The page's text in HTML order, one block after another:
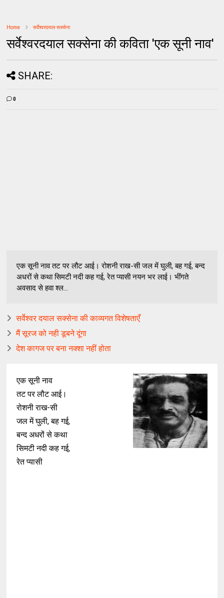
Home सर्वेश्वरदयाल सक्सेना
सर्वेश्वरदयाल सक्सेना की कविता 'एक सूनी नाव'
SHARE:
0
एक सूनी नाव तट पर लौट आई। रोशनी राख-सी जल में घुली, बह गई, बन्द
अधरों से कथा सिमटी नदी कह गई, रेत प्यासी नयन भर लाई। भींगते
अवसाद से हवा श्ल...
सर्वेश्वर दयाल सक्सेना की काव्यगत विशेषताएँ
मैं सूरज को नही डूबने दूंगा
देश कागज पर बना नक्शा नहीं होता
एक सूनी नाव
तट पर लौट आई।
रोशनी राख-सी
जल में घुली, बह गई,
बन्द अधरों से कथा
सिमटी नदी कह गई,
रेत प्यासी